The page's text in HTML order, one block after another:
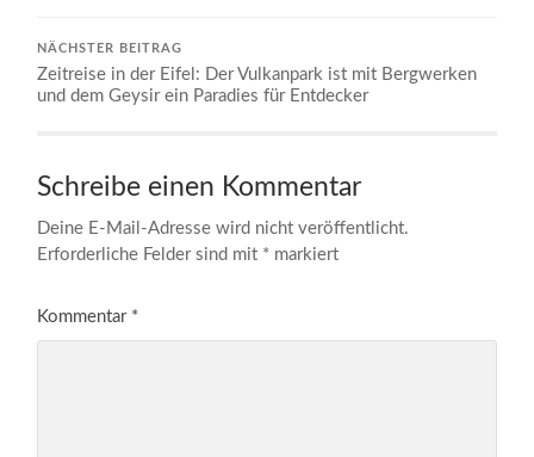
NÄCHSTER BEITRAG
Zeitreise in der Eifel: Der Vulkanpark ist mit Bergwerken
und dem Geysir ein Paradies für Entdecker
Schreibe einen Kommentar
Deine E-Mail-Adresse wird nicht veröffentlicht.
Erforderliche Felder sind mit * markiert
Kommentar *